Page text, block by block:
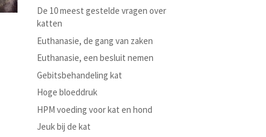
De 10 meest gestelde vragen over
katten
Euthanasie, de gang van zaken
Euthanasie, een besluit nemen
Gebitsbehandeling kat
Hoge bloeddruk
HPM voeding voor kat en hond
Jeuk bij de kat